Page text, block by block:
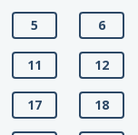
5 6
11 12
17 18